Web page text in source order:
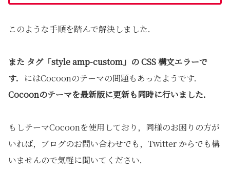
このような手順を踏んで解決しました．
また タグ「style amp-custom」の CSS 構文エラーで
す． にはCocoonのテーマの問題もあったようです．
Cocoonのテーマを最新版に更新も同時に行いました．
もしテーマCocoonを使用しており，同様のお困りの方が
いれば，ブログのお問い合わせでも，Twitter からでも構
いませんので気軽に聞いてください．